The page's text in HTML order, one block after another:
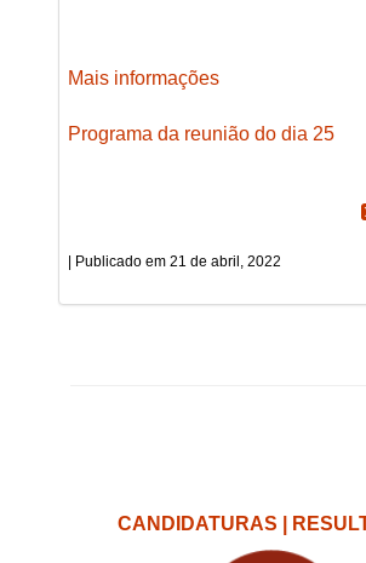
Mais informações
Programa da reunião do dia 25
21 de abril, 2022
CANDIDATURAS |